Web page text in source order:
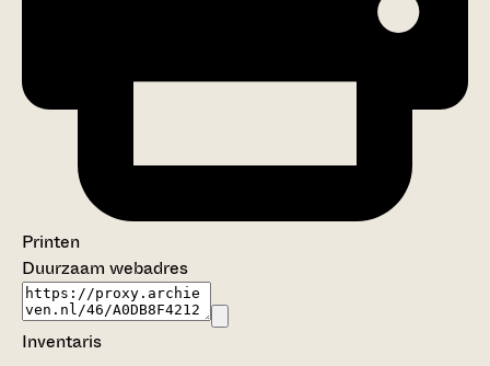
Printen
Duurzaam webadres
Inventaris